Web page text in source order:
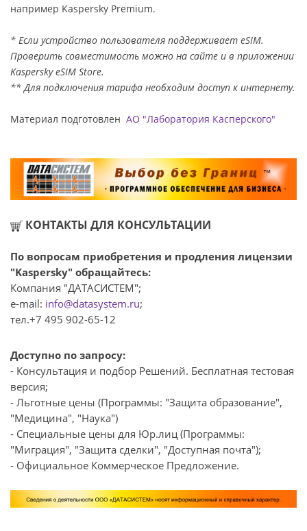
например Kaspersky Premium.
* Если устройство пользователя поддерживает eSIM.
Проверить совместимость можно на сайте и в приложении
Kaspersky eSIM Store.
** Для подключения тарифа необходим доступ к интернету.
Материал подготовлен АО "Лаборатория Касперского"
КОНТАКТЫ ДЛЯ КОНСУЛЬТАЦИИ
По вопросам приобретения и продления лицензии
"Kaspersky" обращайтесь:
Компания "ДАТАСИСТЕМ";
e-mail: info@datasystem.ru;
тел.+7 495 902-65-12
Доступно по запросу:
- Консультация и подбор Решений. Бесплатная тестовая
версия;
- Льготные цены (Программы: "Защита образование",
"Медицина", "Наука")
- Специальные цены для Юр.лиц (Программы:
"Миграция", "Защита сделки", "Доступная почта");
- Официальное Коммерческое Предложение.